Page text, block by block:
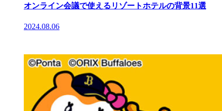
オンライン会議で使えるリゾートホテルの背景11選
2024.08.06